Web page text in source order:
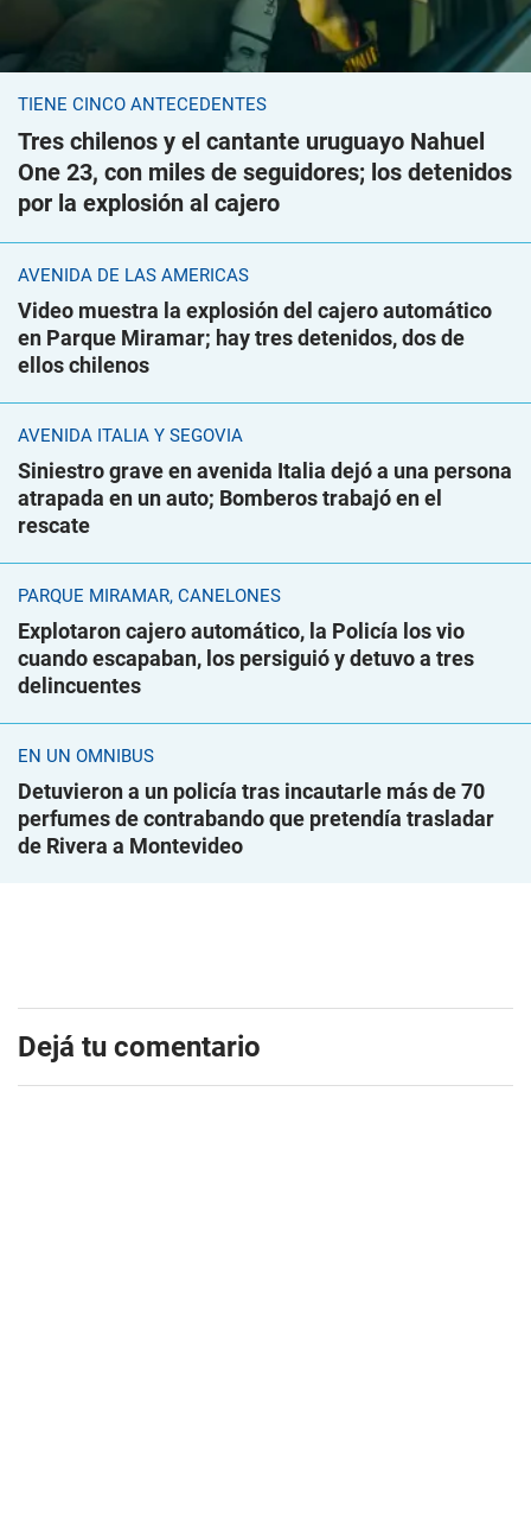
TIENE CINCO ANTECEDENTES
Tres chilenos y el cantante uruguayo Nahuel
One 23, con miles de seguidores; los detenidos
por la explosión al cajero
AVENIDA DE LAS AMÉRICAS
Video muestra la explosión del cajero automático
en Parque Miramar; hay tres detenidos, dos de
ellos chilenos
AVENIDA ITALIA Y SEGOVIA
Siniestro grave en avenida Italia dejó a una persona
atrapada en un auto; Bomberos trabajó en el
rescate
PARQUE MIRAMAR, CANELONES
Explotaron cajero automático, la Policía los vio
cuando escapaban, los persiguió y detuvo a tres
delincuentes
EN UN ÓMNIBUS
Detuvieron a un policía tras incautarle más de 70
perfumes de contrabando que pretendía trasladar
de Rivera a Montevideo
Dejá tu comentario